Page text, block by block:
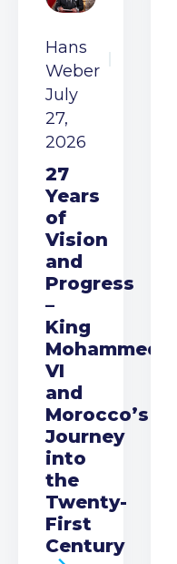
Hans
Weber
July
27,
2026
27
Years
of
Vision
and
Progress
–
King
Mohammed
VI
and
Morocco’s
Journey
into
the
Twenty-
First
Century